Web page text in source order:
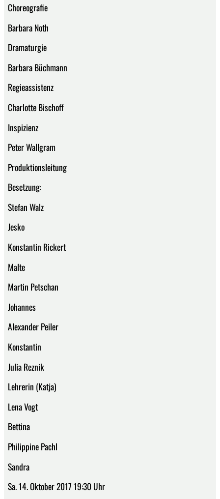
Choreografie
Barbara Noth
Dramaturgie
Barbara Büchmann
Regieassistenz
Charlotte Bischoff
Inspizienz
Peter Wallgram
Produktionsleitung
Besetzung:
Stefan Walz
Jesko
Konstantin Rickert
Malte
Martin Petschan
Johannes
Alexander Peiler
Konstantin
Julia Reznik
Lehrerin (Katja)
Lena Vogt
Bettina
Philippine Pachl
Sandra
Sa. 14. Oktober 2017 19:30 Uhr